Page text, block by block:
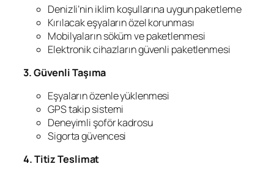
Denizli’nin iklim koşullarına uygun paketleme
Kırılacak eşyaların özel korunması
Mobilyaların söküm ve paketlenmesi
Elektronik cihazların güvenli paketlenmesi
3. Güvenli Taşıma
Eşyaların özenle yüklenmesi
GPS takip sistemi
Deneyimli şoför kadrosu
Sigorta güvencesi
4. Titiz Teslimat